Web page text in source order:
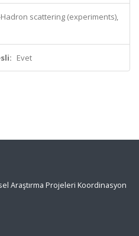
scattering (experiments),
Evet
Araştırma Projeleri Koordinasyon